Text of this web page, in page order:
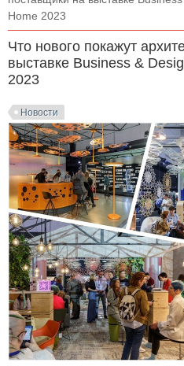
Home 2023
Что нового покажут
выставке Business &
2023
Новости